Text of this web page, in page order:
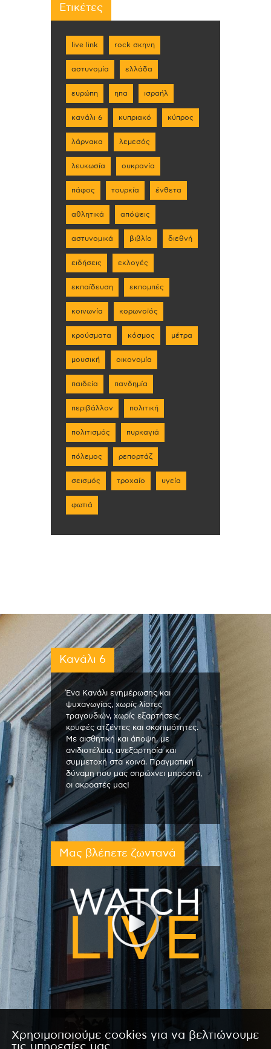
Ετικέτες
live link rock σκηνη
αστυνομία ελλάδα
ευρώπη ηπα ισραήλ
κανάλι 6 κυπριακό κύπρος
λάρνακα λεμεσός
λευκωσία ουκρανία
πάφος τουρκία ένθετα
αθλητικά απόψεις
αστυνομικά βιβλίο διεθνή
ειδήσεις εκλογές
εκπαίδευση εκπομπές
κοινωνία κορωνοϊός
κρούσματα κόσμος μέτρα
μουσική οικονομία
παιδεία πανδημία
περιβάλλον πολιτική
πολιτισμός πυρκαγιά
πόλεμος ρεπορτάζ
σεισμός τροχαίο υγεία
φωτιά
Κανάλι 6
Ένα Κανάλι ενημέρωσης και
ψυχαγωγίας, χωρίς λίστες
τραγουδιών, χωρίς εξαρτήσεις,
κρυφές ατζέντες και σκοπιμότητες.
Με αισθητική και άποψη, με
ανιδιοτέλεια, ανεξαρτησία και
συμμετοχή στα κοινά. Πραγματική
δύναμη που μας σπρώχνει μπροστά,
οι ακροατές μας!
Μας βλέπετε ζωντανά
Χρησιμοποιούμε cookies για να βελτιώνουμε